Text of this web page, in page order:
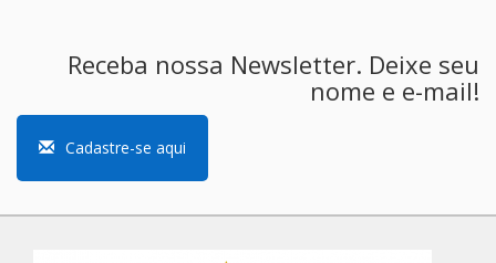
Receba nossa Newsletter. Deixe seu
nome e e-mail!
Cadastre-se aqui